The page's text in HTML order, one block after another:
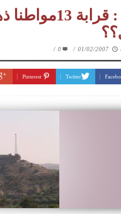
تاوريرت :
01/02/2007
/
0
/
Twitter
Pinterest